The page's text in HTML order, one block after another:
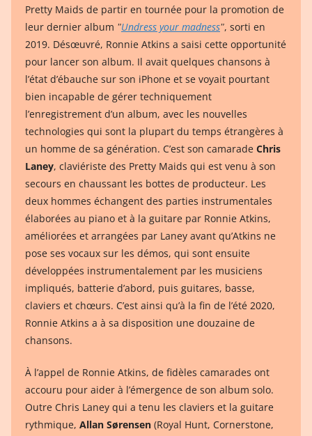
Pretty Maids de partir en tournée pour la promotion de
leur dernier album ʺUndress your madnessʺ, sorti en
2019. Désœuvré, Ronnie Atkins a saisi cette opportunité
pour lancer son album. Il avait quelques chansons à
l’état d’ébauche sur son iPhone et se voyait pourtant
bien incapable de gérer techniquement
l’enregistrement d’un album, avec les nouvelles
technologies qui sont la plupart du temps étrangères à
un homme de sa génération. C’est son camarade Chris
Laney, claviériste des Pretty Maids qui est venu à son
secours en chaussant les bottes de producteur. Les
deux hommes échangent des parties instrumentales
élaborées au piano et à la guitare par Ronnie Atkins,
améliorées et arrangées par Laney avant qu’Atkins ne
pose ses vocaux sur les démos, qui sont ensuite
développées instrumentalement par les musiciens
impliqués, batterie d’abord, puis guitares, basse,
claviers et chœurs. C’est ainsi qu’à la fin de l’été 2020,
Ronnie Atkins a à sa disposition une douzaine de
chansons.
À l’appel de Ronnie Atkins, de fidèles camarades ont
accouru pour aider à l’émergence de son album solo.
Outre Chris Laney qui a tenu les claviers et la guitare
rythmique, Allan Sørensen (Royal Hunt, Cornerstone,